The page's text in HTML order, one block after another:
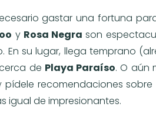
gastar una fortuna
y Rosa Negra son
En su lugar, llega temprano
de Playa Paraíso. O aún
pídele recomendaciones sobre
igual de impresionantes.